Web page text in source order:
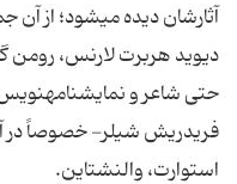
آثارشان دیده مى‏شود؛ از
دیوید هربرت لارنس، رومن
حتى شاعر و
فریدریش شیلر- خصوصاً در